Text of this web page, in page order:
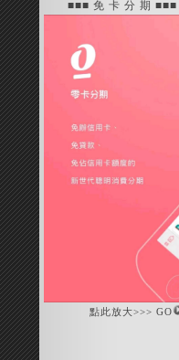
■■■ 免 卡 分 期 ■■■
點此放大>>> GO